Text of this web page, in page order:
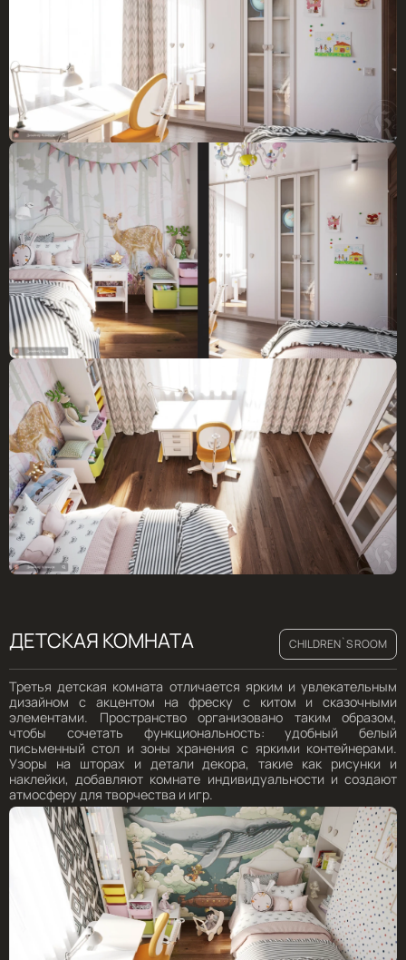
ДЕТСКАЯ КОМНАТА CHILDREN`S ROOM
Третья детская комната отличается ярким и увлекательным
дизайном с акцентом на фреску с китом и сказочными
элементами. Пространство организовано таким образом,
чтобы сочетать функциональность: удобный белый
письменный стол и зоны хранения с яркими контейнерами.
Узоры на шторах и детали декора, такие как рисунки и
наклейки, добавляют комнате индивидуальности и создают
атмосферу для творчества и игр.